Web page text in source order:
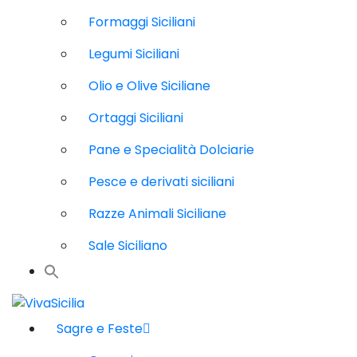
Formaggi Siciliani
Legumi Siciliani
Olio e Olive Siciliane
Ortaggi Siciliani
Pane e Specialità Dolciarie
Pesce e derivati siciliani
Razze Animali Siciliane
Sale Siciliano
Sagre e Feste